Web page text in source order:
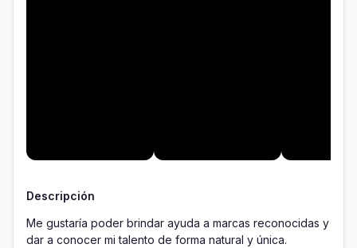
Descripción
Me gustaría poder brindar ayuda a marcas reconocidas y
dar a conocer mi talento de forma natural y única.